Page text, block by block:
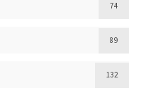
74
89
132